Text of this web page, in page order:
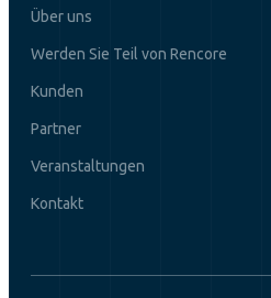
Über uns
Werden Sie Teil von Rencore
Kunden
Partner
Veranstaltungen
Kontakt